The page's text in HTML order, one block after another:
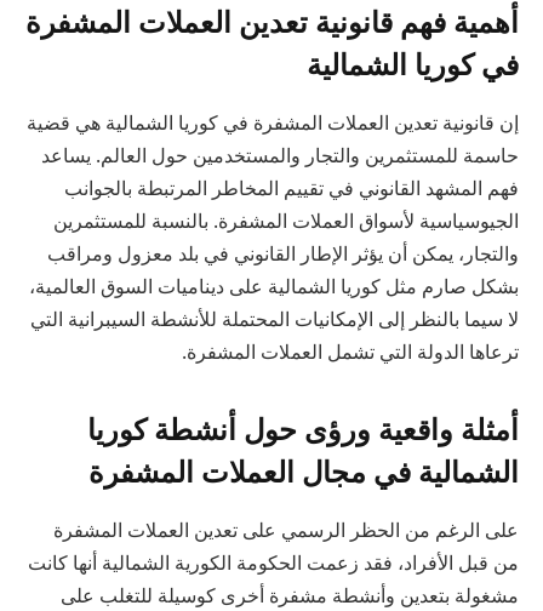
أهمية فهم قانونية تعدين العملات المشفرة
في كوريا الشمالية
إن قانونية تعدين العملات المشفرة في كوريا الشمالية هي قضية
حاسمة للمستثمرين والتجار والمستخدمين حول العالم. يساعد
فهم المشهد القانوني في تقييم المخاطر المرتبطة بالجوانب
الجيوسياسية لأسواق العملات المشفرة. بالنسبة للمستثمرين
والتجار، يمكن أن يؤثر الإطار القانوني في بلد معزول ومراقب
بشكل صارم مثل كوريا الشمالية على ديناميات السوق العالمية،
لا سيما بالنظر إلى الإمكانيات المحتملة للأنشطة السيبرانية التي
ترعاها الدولة التي تشمل العملات المشفرة.
أمثلة واقعية ورؤى حول أنشطة كوريا
الشمالية في مجال العملات المشفرة
على الرغم من الحظر الرسمي على تعدين العملات المشفرة
من قبل الأفراد، فقد زعمت الحكومة الكورية الشمالية أنها كانت
مشغولة بتعدين وأنشطة مشفرة أخرى كوسيلة للتغلب على